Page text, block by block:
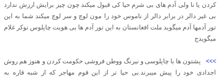
کردن یا نا ولی آدم های بی شرم حیا کی قبول میکند چون چیز برایش ارزش ندارد
بی غیر دالر در برابر دالر از ناموس خود را مون لوچ و سر لوچ میکند شما به این
تور آدمها آدم میگوید ملت افغانستان به این تور آدم ها بی هویت چاپلوس نوکر غلام
میگویدج
>>> پشتون ها با چاپلوسی و نیرنگ ووطن فروشی حکومت کردن و هنوز هم روش
اجدادی خود را پیش میبرند.بی حیا تر از این قوم مهاجر که از شبه قاره به